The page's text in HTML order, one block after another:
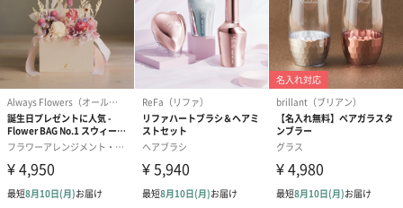
愛らしいぬいぐるみを同梱してお届けします。
誕生日・記念日・出産祝いなどのシーンにおすすめです。